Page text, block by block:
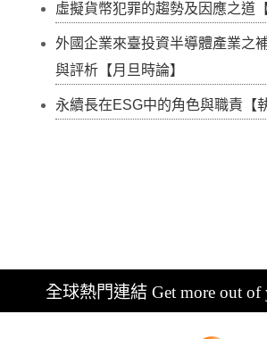
虛擬貨幣犯罪的趨勢及因應之道
外國企業來臺投資半導體產業之
與評析【月旦時論】
永續長在ESG中的角色與職責【
全球熱門連結 Get more out of